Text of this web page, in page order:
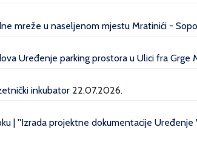
mreže u naseljenom mjestu Mratinići -
Uređenje parking prostora u Ulici fra Grge
inkubator 22.07.2026.
| ''Izrada projektne dokumentacije Uređenje